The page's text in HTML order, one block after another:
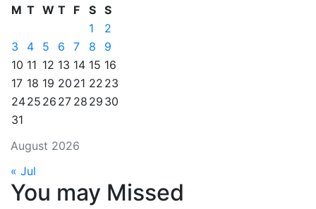
August 2026
M T W T F S S
1
2
3
4 5 6 7 8
9
10 11 12 13 14 15 16
17 18 19 20 21 22 23
2425 26 27 28 29 30
31
« Jul
You may Missed